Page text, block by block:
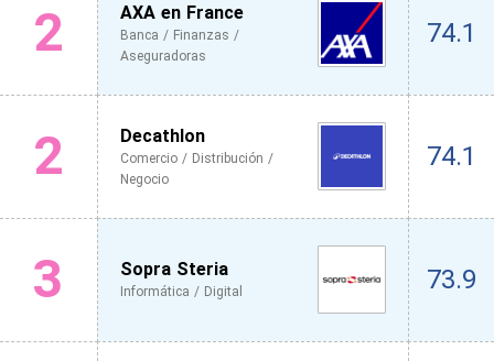
2 AXA en France
Banca / Finanzas /
Aseguradoras
74.1
2 Decathlon
Comercio / Distribución /
Negocio
74.1
3 Sopra Steria
Informática / Digital 73.9